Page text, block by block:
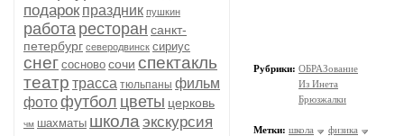
подарок праздник пушкин
работа ресторан санкт-
петербург северодвинск сириус
снег сосново сочи спектакль
театр трасса тюльпаны фильм
фотофутбол цветы церковь
чм шахматы школа экскурсия
Рубрики: ОБРАЗование
Из Инета
Брюзжалки
Метки: школа физика